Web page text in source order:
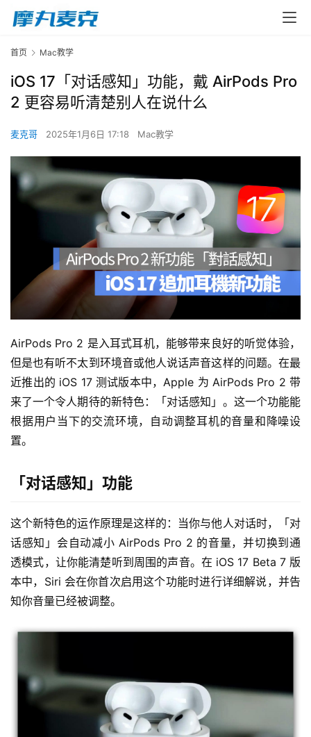
首页 Mac教学
iOS 17「对话感知」功能，戴 AirPods Pro
2 更容易听清楚别人在说什么
麦克哥 2025年1月6日 17:18 Mac教学
AirPods Pro 2 是入耳式耳机，能够带来良好的听觉体验，
但是也有听不太到环境音或他人说话声音这样的问题。在最
近推出的 iOS 17 测试版本中，Apple 为 AirPods Pro 2 带
来了一个令人期待的新特色：「对话感知」。这一个功能能
根据用户当下的交流环境，自动调整耳机的音量和降噪设
置。
「对话感知」功能
这个新特色的运作原理是这样的：当你与他人对话时，「对
话感知」会自动减小 AirPods Pro 2 的音量，并切换到通
透模式，让你能清楚听到周围的声音。在 iOS 17 Beta 7 版
本中，Siri 会在你首次启用这个功能时进行详细解说，并告
知你音量已经被调整。